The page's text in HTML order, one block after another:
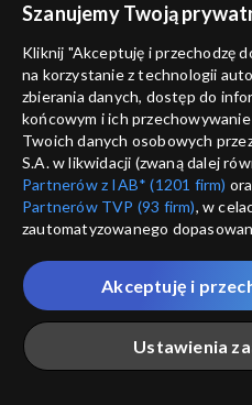
Szanujemy Twoją
Kliknij "Akceptuję i przechodzę
na korzystanie z technologii
zbierania danych, dostęp do
końcowym i ich
Twoich danych osobowych
S.A. w likwidacji (zwaną dalej
Partnerów z IAB* (1201 firm)
Partnerów TVP (93 firm), w
zautomatyzowanego
które wskazujemy poniżej, a
przez nas identyfikatora PPID
Twoje dane osobowe zbierane
Ciebie naszych
poszczególnych
„Portalem”, w tym informacje
Ustawienia
Akceptuję i